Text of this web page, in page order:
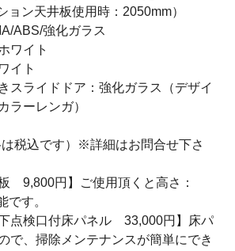
ン天井板使用時：2050mm）
ABS/強化ガラス
ワイト
イト
スライドドア：強化ガラス（デザイ
ラーレンガ）
税込です）※詳細はお問合せ下さ
9,800円】ご使用頂くと高さ：
です。
点検口付床パネル 33,000円】床パ
で、掃除メンテナンスが簡単にでき